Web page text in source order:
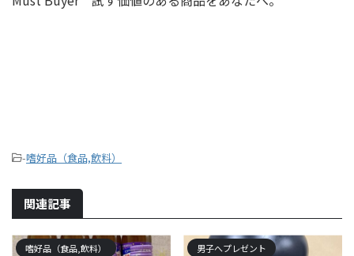
-嗜好品（食品,飲料）
関連記事
嗜好品（食品,飲料） 男子へプレゼント